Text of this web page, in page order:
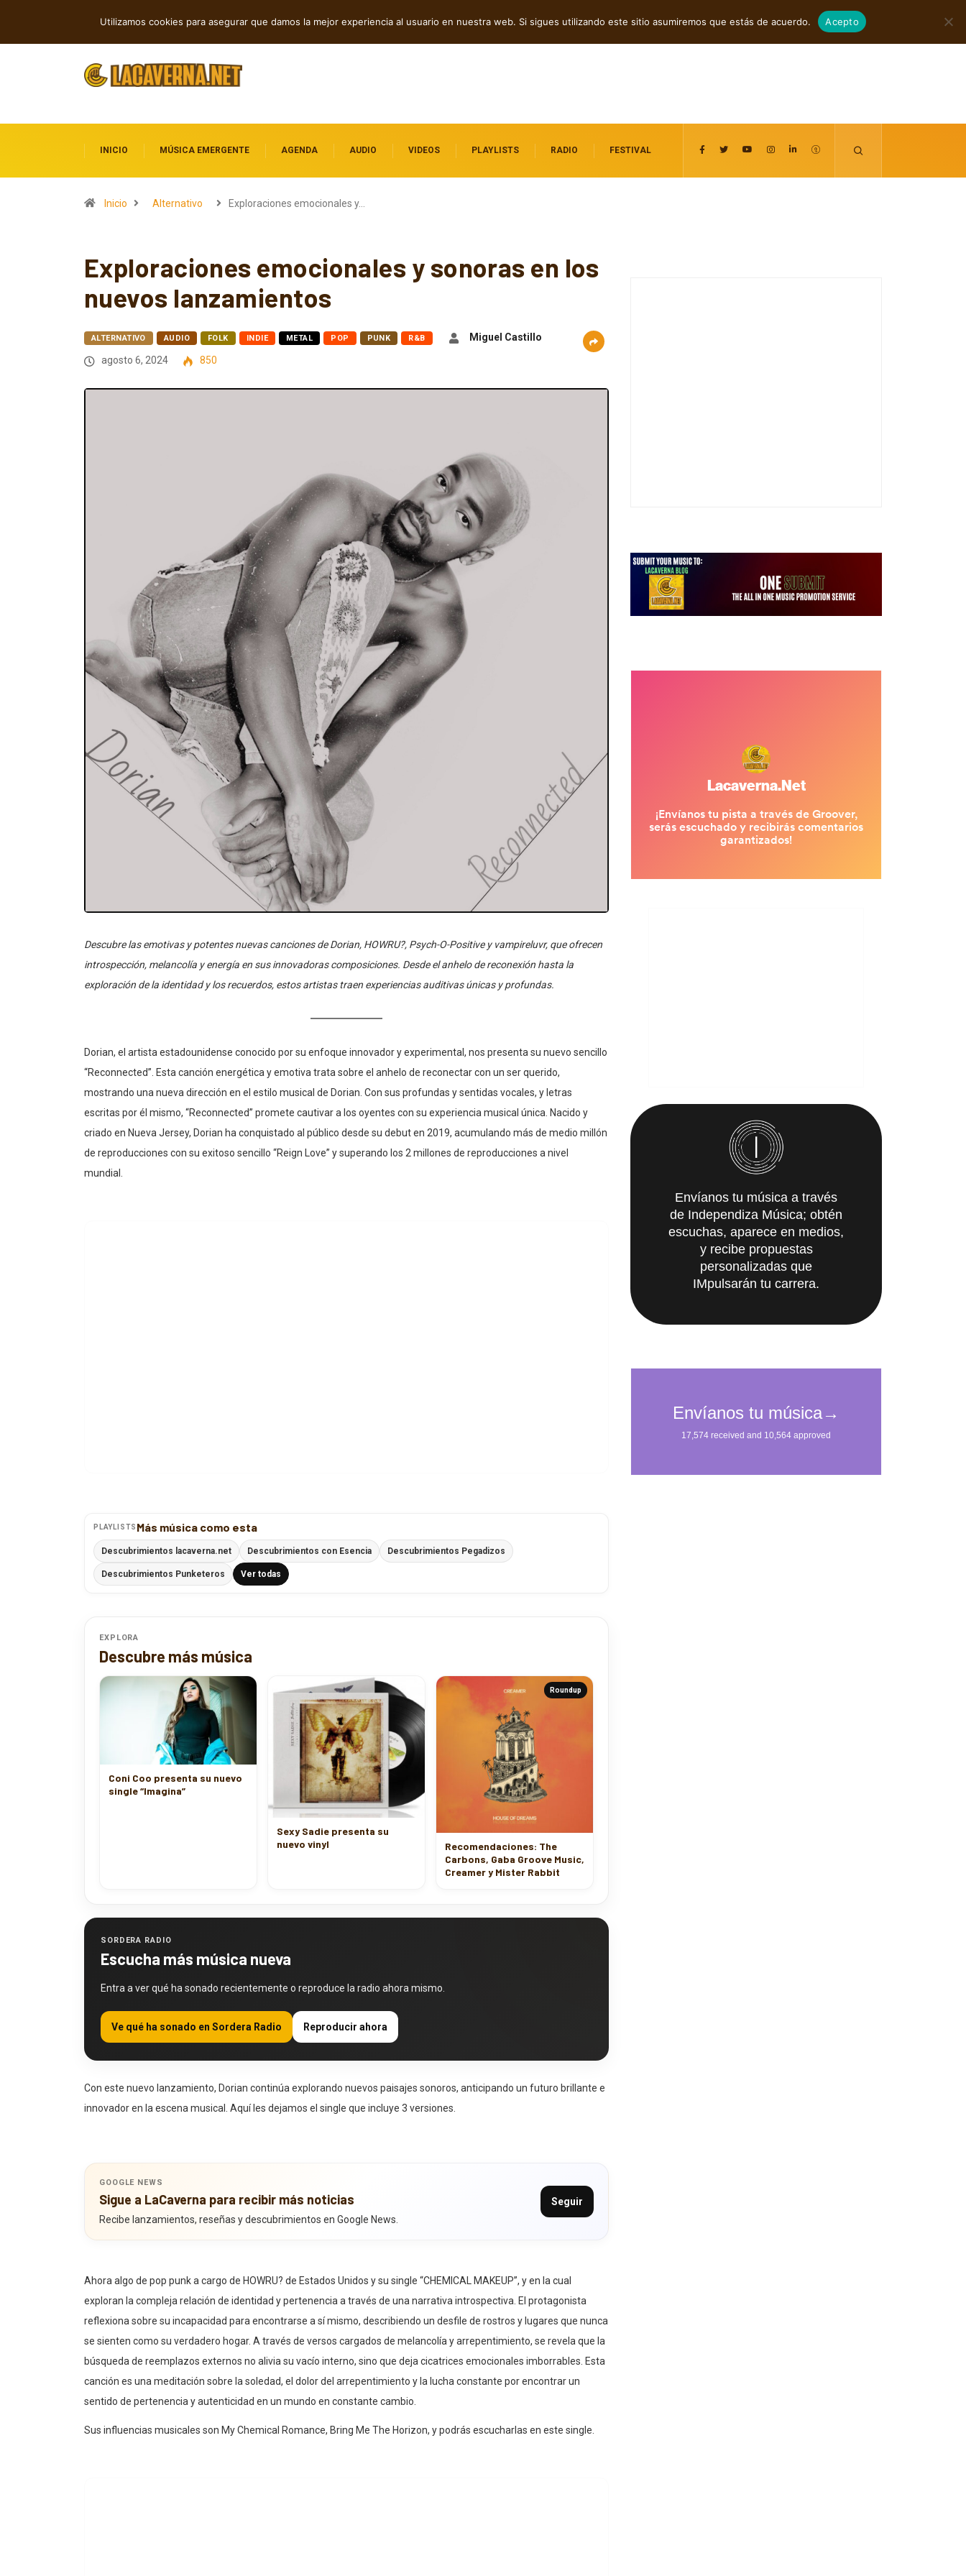
agosto 8, 2026
INICIO MÚSICA EMERGENTE AGENDA AUDIO VIDEOS PLAYLISTS RADIO FESTIVAL
Inicio Alternativo Exploraciones emocionales y…
Exploraciones emocionales y sonoras en los
nuevos lanzamientos
ALTERNATIVO AUDIO FOLK INDIE METAL POP PUNK R&B
Miguel Castillo
agosto 6, 2024
850
Descubre las emotivas y potentes nuevas canciones de Dorian, HOWRU?, Psych-O-Positive y vampireluvr, que ofrecen
introspección, melancolía y energía en sus innovadoras composiciones. Desde el anhelo de reconexión hasta la
exploración de la identidad y los recuerdos, estos artistas traen experiencias auditivas únicas y profundas.
Dorian, el artista estadounidense conocido por su enfoque innovador y experimental, nos presenta su nuevo sencillo
“Reconnected”. Esta canción energética y emotiva trata sobre el anhelo de reconectar con un ser querido,
mostrando una nueva dirección en el estilo musical de Dorian. Con sus profundas y sentidas vocales, y letras
escritas por él mismo, “Reconnected” promete cautivar a los oyentes con su experiencia musical única. Nacido y
criado en Nueva Jersey, Dorian ha conquistado al público desde su debut en 2019, acumulando más de medio millón
de reproducciones con su exitoso sencillo “Reign Love” y superando los 2 millones de reproducciones a nivel
mundial.
PLAYLISTS Más música como esta
Descubrimientos lacaverna.net Descubrimientos con Esencia Descubrimientos Pegadizos
Descubrimientos Punketeros Ver todas
EXPLORA
Descubre más música
Coni Coo presenta su nuevo
single “Imagina”
Sexy Sadie presenta su
nuevo vinyl
Roundup
Recomendaciones: The
Carbons, Gaba Groove Music,
Creamer y Mister Rabbit
SORDERA RADIO
Escucha más música nueva
Entra a ver qué ha sonado recientemente o reproduce la radio ahora mismo.
Ve qué ha sonado en Sordera Radio Reproducir ahora
Con este nuevo lanzamiento, Dorian continúa explorando nuevos paisajes sonoros, anticipando un futuro brillante e
innovador en la escena musical. Aquí les dejamos el single que incluye 3 versiones.
GOOGLE NEWS
Sigue a LaCaverna para recibir más noticias
Recibe lanzamientos, reseñas y descubrimientos en Google News.
Seguir
Ahora algo de pop punk a cargo de HOWRU? de Estados Unidos y su single “CHEMICAL MAKEUP”, y en la cual
exploran la compleja relación de identidad y pertenencia a través de una narrativa introspectiva. El protagonista
reflexiona sobre su incapacidad para encontrarse a sí mismo, describiendo un desfile de rostros y lugares que nunca
se sienten como su verdadero hogar. A través de versos cargados de melancolía y arrepentimiento, se revela que la
búsqueda de reemplazos externos no alivia su vacío interno, sino que deja cicatrices emocionales imborrables. Esta
canción es una meditación sobre la soledad, el dolor del arrepentimiento y la lucha constante por encontrar un
sentido de pertenencia y autenticidad en un mundo en constante cambio.
Sus influencias musicales son My Chemical Romance, Bring Me The Horizon, y podrás escucharlas en este single.
Envíanos tu música a través
de Independiza Música; obtén
escuchas, aparece en medios,
y recibe propuestas
personalizadas que
IMpulsarán tu carrera.
Utilizamos cookies para asegurar que damos la mejor experiencia al usuario en nuestra web. Si sigues utilizando este sitio asumiremos que estás de acuerdo. Acepto